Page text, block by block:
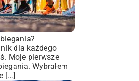
dla każdego
Moje pierwsze
Wybrałem
[…]